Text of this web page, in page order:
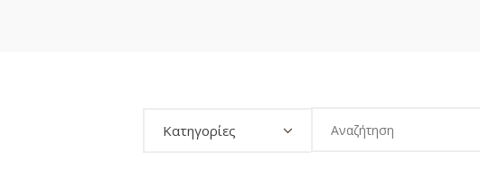
Κατηγορίες